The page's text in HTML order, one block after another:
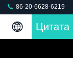
86-20-6628-6219
Цитата